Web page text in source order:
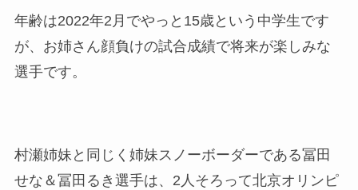
年齢は2022年2月でやっと15歳という中学生です
が、お姉さん顔負けの試合成績で将来が楽しみな
選手です。
村瀬姉妹と同じく姉妹スノーボーダーである冨田
せな＆冨田るき選手は、2人そろって北京オリンピ